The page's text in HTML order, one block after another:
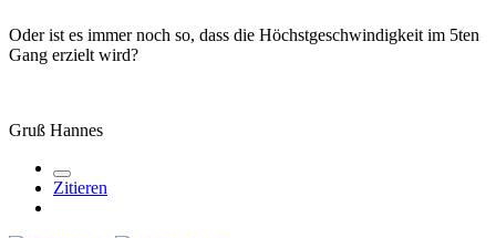
Oder ist es immer noch so, dass die Höchstgeschwindigkeit im 5ten
Gang erzielt wird?
Gruß Hannes
Zitieren